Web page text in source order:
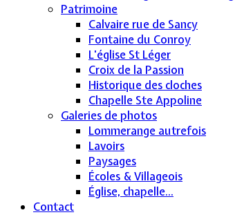
Patrimoine
Calvaire rue de Sancy
Fontaine du Conroy
L'église St Léger
Croix de la Passion
Historique des cloches
Chapelle Ste Appoline
Galeries de photos
Lommerange autrefois
Lavoirs
Paysages
Écoles & Villageois
Église, chapelle...
Contact